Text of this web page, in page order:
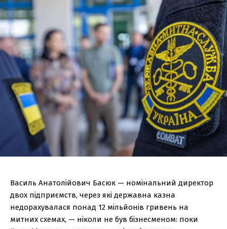
Василь Анатолійович Басюк — номінальний директор
двох підприємств, через які державна казна
недорахувалася понад 12 мільйонів гривень на
митних схемах, — ніколи не був бізнесменом: поки